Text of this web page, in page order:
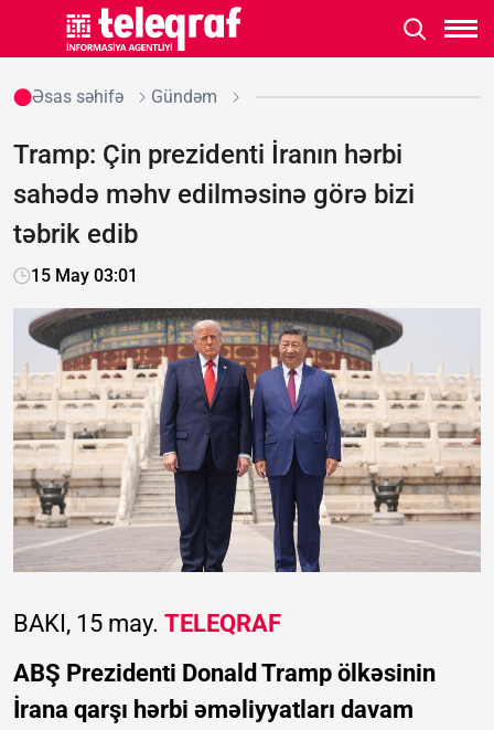
Əsas səhifə Gündəm
Tramp: Çin prezidenti İranın hərbi
sahədə məhv edilməsinə görə bizi
təbrik edib
15 May 03:01
BAKI, 15 may. TELEQRAF
ABŞ Prezidenti Donald Tramp ölkəsinin
İrana qarşı hərbi əməliyyatları davam